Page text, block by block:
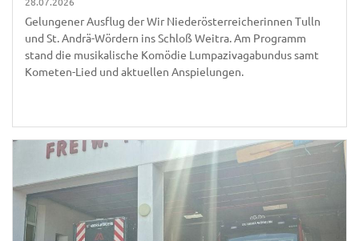
Gelungener Ausflug der Wir Niederösterreicherinnen Tulln
und St. Andrä-Wördern ins Schloß Weitra. Am Programm
stand die musikalische Komödie Lumpazivagabundus samt
Kometen-Lied und aktuellen Anspielungen.